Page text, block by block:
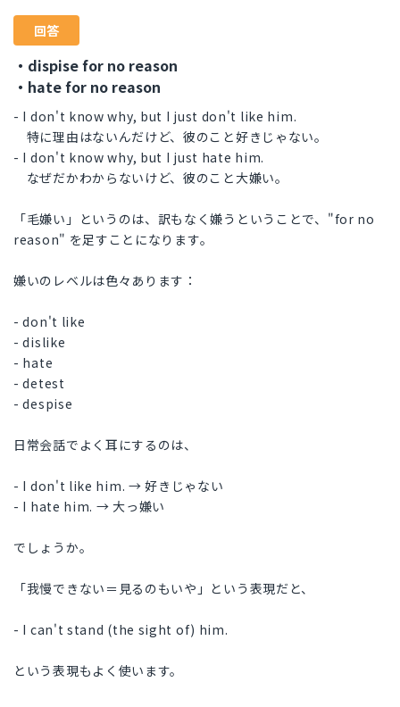
回答
・dispise for no reason
・hate for no reason
- I don't know why, but I just don't like him.
特に理由はないんだけど、彼のこと好きじゃない。
- I don't know why, but I just hate him.
なぜだかわからないけど、彼のこと大嫌い。
「毛嫌い」というのは、訳もなく嫌うということで、"for no
reason" を足すことになります。
嫌いのレベルは色々あります：
- don't like
- dislike
- hate
- detest
- despise
日常会話でよく耳にするのは、
- I don't like him. → 好きじゃない
- I hate him. → 大っ嫌い
でしょうか。
「我慢できない＝見るのもいや」という表現だと、
- I can't stand (the sight of) him.
という表現もよく使います。